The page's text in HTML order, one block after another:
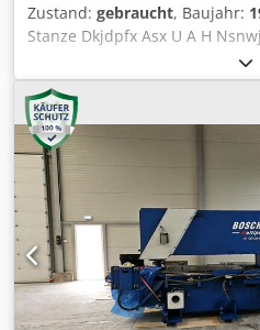
Zustand: gebraucht, Baujahr:
Stanze Dkjdpfx Asx U A H
stanze +++++ Bitte beachten
demontierten und
diesem Grund ist eine
Fertigung eines Videos nicht
enthält unsere Anzeige die
bestmöglicher Qualität. Die
leider nicht möglich. +++++